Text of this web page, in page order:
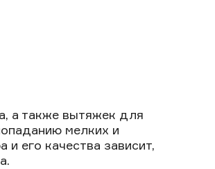
а также вытяжек для
мелких и
его качества зависит,